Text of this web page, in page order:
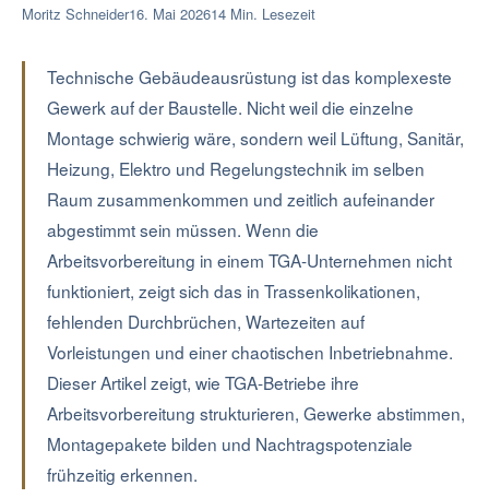
Moritz Schneider16. Mai 202614 Min. Lesezeit
Technische Gebäudeausrüstung ist das komplexeste
Gewerk auf der Baustelle. Nicht weil die einzelne
Montage schwierig wäre, sondern weil Lüftung, Sanitär,
Heizung, Elektro und Regelungstechnik im selben
Raum zusammenkommen und zeitlich aufeinander
abgestimmt sein müssen. Wenn die
Arbeitsvorbereitung in einem TGA-Unternehmen nicht
funktioniert, zeigt sich das in Trassenkolikationen,
fehlenden Durchbrüchen, Wartezeiten auf
Vorleistungen und einer chaotischen Inbetriebnahme.
Dieser Artikel zeigt, wie TGA-Betriebe ihre
Arbeitsvorbereitung strukturieren, Gewerke abstimmen,
Montagepakete bilden und Nachtragspotenziale
frühzeitig erkennen.